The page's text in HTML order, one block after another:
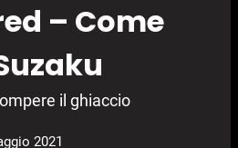
– Come
il ghiaccio
2021